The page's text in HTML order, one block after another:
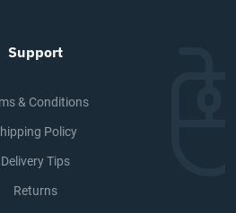
Support
& Conditions
Policy
Delivery Tips
Returns